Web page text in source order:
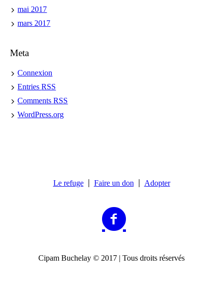
mai 2017
mars 2017
Meta
Connexion
EntriesRSS
CommentsRSS
WordPress.org
Le refuge Faire un don Adopter
Cipam Buchelay © 2017 | Tous droits réservés